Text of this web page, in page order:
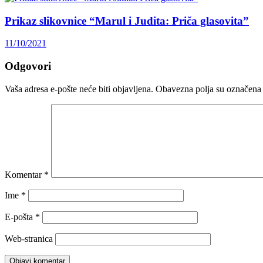
Prikaz slikovnice “Marul i Judita: Priča glasovita”
11/10/2021
Odgovori
Vaša adresa e-pošte neće biti objavljena. Obavezna polja su
Komentar *
Ime *
E-pošta *
Web-stranica